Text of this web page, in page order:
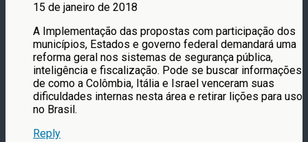
15 de janeiro de 2018
A Implementação das propostas com participação dos
municípios, Estados e governo federal demandará uma
reforma geral nos sistemas de segurança pública,
inteligência e fiscalização. Pode se buscar informações
de como a Colômbia, Itália e Israel venceram suas
dificuldades internas nesta área e retirar lições para uso
no Brasil.
Reply